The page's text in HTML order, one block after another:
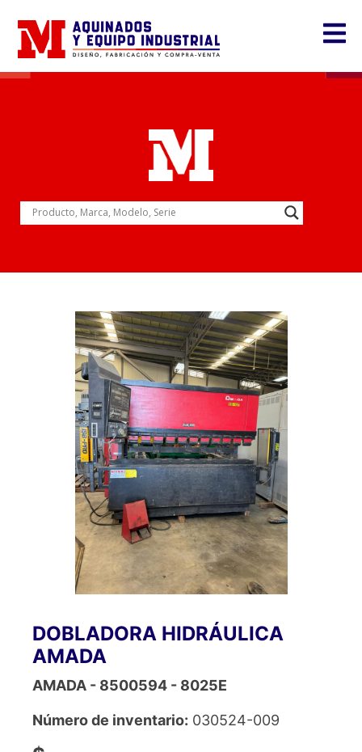
DOBLADORA HIDRÁULICA
AMADA
AMADA - 8500594 - 8025E
Número de inventario: 030524-009